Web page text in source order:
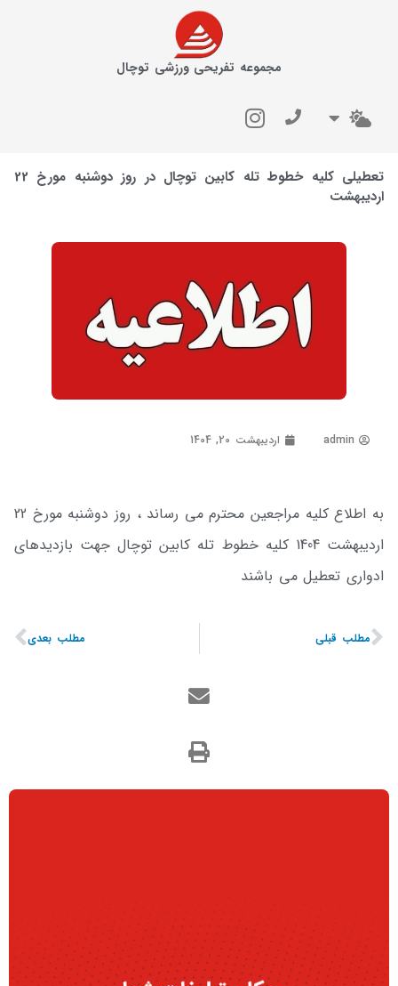
مجموعه تفریحی ورزشی توچال
تعطیلی کلیه خطوط تله کابین توچال در روز دوشنبه مورخ 22
اردیبهشت
admin اردیبهشت 20, 1404
به اطلاع کلیه مراجعین محترم می رساند ، روز دوشنبه مورخ 22
اردیبهشت 1404 کلیه خطوط تله کابین توچال جهت بازدیدهای
ادواری تعطیل می باشند
مطلب قبلی مطلب بعدی